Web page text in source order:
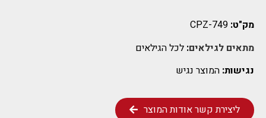
מק"ט:
מתאים לגילאים: לכל הגילאים
נגישות: המוצר נגיש
ליצירת קשר אודות המוצר